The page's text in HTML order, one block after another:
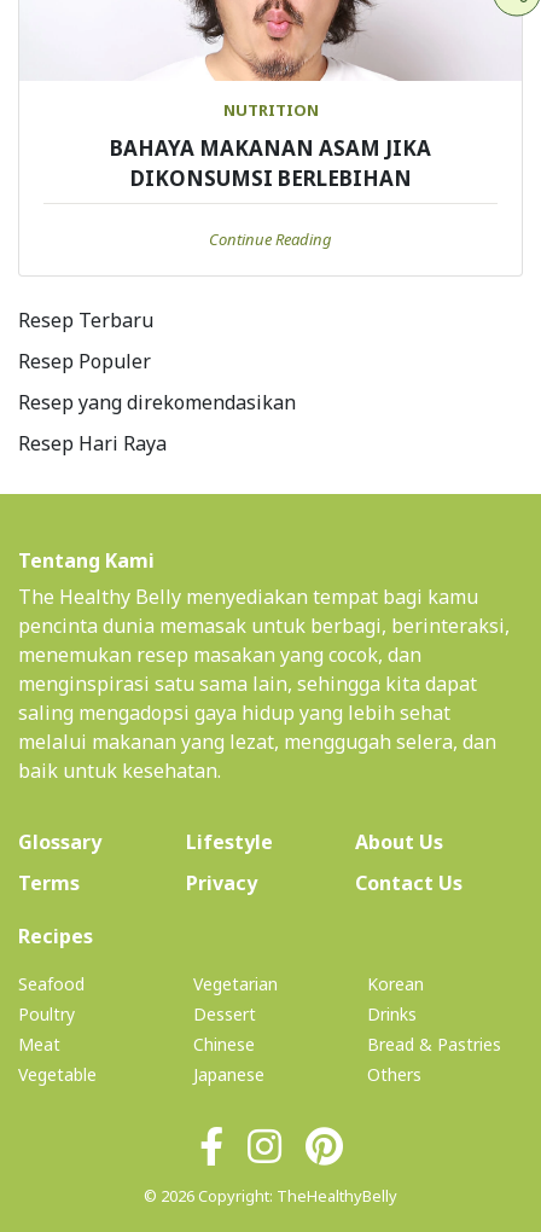
NUTRITION
BAHAYA MAKANAN ASAM JIKA
DIKONSUMSI BERLEBIHAN
Continue Reading
Resep Terbaru
Resep Populer
Resep yang direkomendasikan
Resep Hari Raya
Tentang Kami
The Healthy Belly menyediakan tempat bagi kamu
pencinta dunia memasak untuk berbagi, berinteraksi,
menemukan resep masakan yang cocok, dan
menginspirasi satu sama lain, sehingga kita dapat
saling mengadopsi gaya hidup yang lebih sehat
melalui makanan yang lezat, menggugah selera, dan
baik untuk kesehatan.
Glossary Lifestyle About Us(current)
Terms
Privacy
Contact Us
Recipes(current)
Seafood
Poultry
Meat
Vegetable
Vegetarian
Dessert
Chinese
Japanese
Korean
Drinks
Bread & Pastries
Others
© 2026 Copyright: TheHealthyBelly